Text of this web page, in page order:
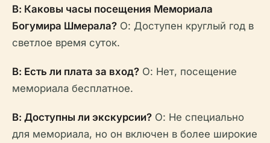
В: Каковы часы посещения Мемориала
Богумира Шмерала? О: Доступен круглый год в
светлое время суток.
В: Есть ли плата за вход? О: Нет, посещение
мемориала бесплатное.
В: Доступны ли экскурсии? О: Не специально
для мемориала, но он включен в более широкие